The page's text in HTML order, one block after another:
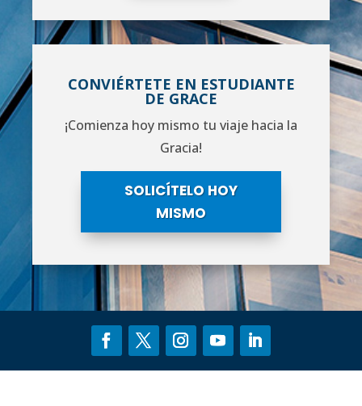
CONVIÉRTETE EN ESTUDIANTE
DE GRACE
¡Comienza hoy mismo tu viaje hacia la
Gracia!
SOLICÍTELO HOY
MISMO